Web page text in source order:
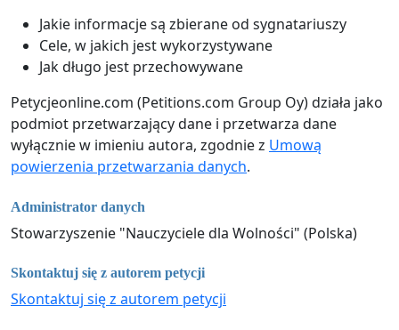
Jakie informacje są zbierane od sygnatariuszy
Cele, w jakich jest wykorzystywane
Jak długo jest przechowywane
Petycjeonline.com (Petitions.com Group Oy) działa jako
podmiot przetwarzający dane i przetwarza dane
wyłącznie w imieniu autora, zgodnie z Umową
powierzenia przetwarzania danych.
Administrator danych
Stowarzyszenie "Nauczyciele dla Wolności" (Polska)
Skontaktuj się z autorem petycji
Skontaktuj się z autorem petycji